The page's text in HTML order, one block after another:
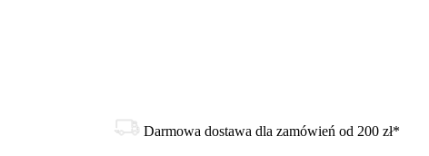
Darmowa dostawa dla zamówień od 200 zł*